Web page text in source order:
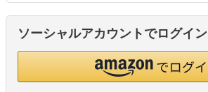
ソーシャルアカウントでログイン